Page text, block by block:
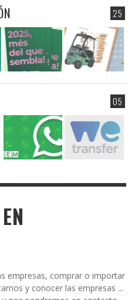
25
05
empresas, comprar o importar
y conocer las empresas ...